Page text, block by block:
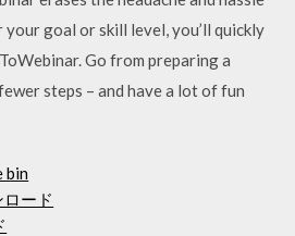
goal or skill level, you’ll quickly
Go from preparing a
steps – and have a lot of fun
bin
ード